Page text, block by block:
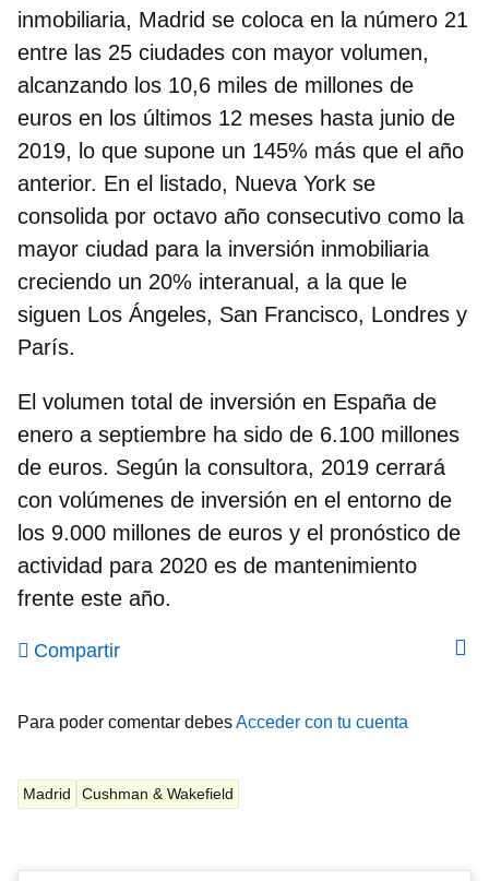
inmobiliaria, Madrid se coloca en la número 21
entre las 25 ciudades con mayor volumen,
alcanzando los 10,6 miles de millones de
euros en los últimos 12 meses hasta junio de
2019, lo que supone un 145% más que el año
anterior. En el listado, Nueva York se
consolida por octavo año consecutivo como la
mayor ciudad para la inversión inmobiliaria
creciendo un 20% interanual, a la que le
siguen Los Ángeles, San Francisco, Londres y
París.
El volumen total de inversión en España de
enero a septiembre ha sido de 6.100 millones
de euros. Según la consultora, 2019 cerrará
con volúmenes de inversión en el entorno de
los 9.000 millones de euros y el pronóstico de
actividad para 2020 es de mantenimiento
frente este año.
Compartir
Para poder comentar debesAcceder con tu cuenta
Madrid Cushman & Wakefield